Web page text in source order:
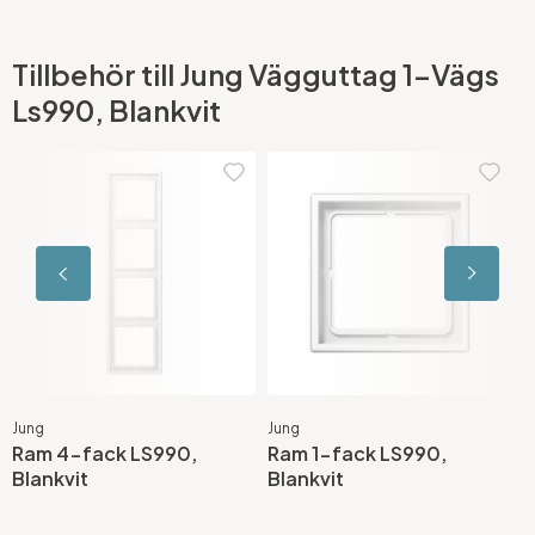
Tillbehör till Jung Vägguttag 1-Vägs
Ls990, Blankvit
Jung
Ram 4-fack LS990,
Blankvit
Jung
Ram 1-fack LS990,
Blankvit